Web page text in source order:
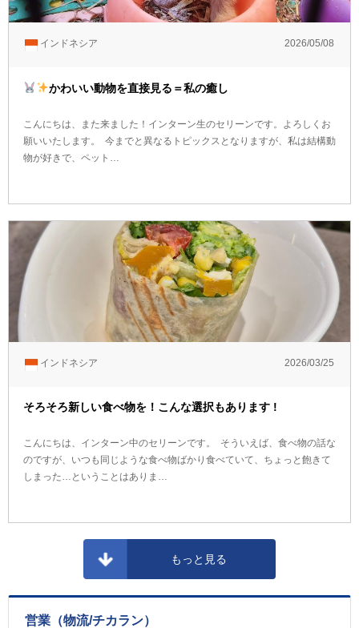
インドネシア 2026/05/08
かわいい動物を直接見る＝私の癒し
こんにちは、また来ました！インターン生のセリーンです。よろしくお
願いいたします。 今までと異なるトピックスとなりますが、私は結構動
物が好きで、ペット…
インドネシア 2026/03/25
そろそろ新しい食べ物を！こんな選択もあります !
こんにちは、インターン中のセリーンです。 そういえば、食べ物の話な
のですが、いつも同じような食べ物ばかり食べていて、ちょっと飽きて
しまった…ということはありま…
もっと見る
営業（物流/チカラン）